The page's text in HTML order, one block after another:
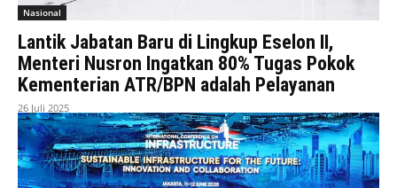
Nasional
Lantik Jabatan Baru di Lingkup Eselon II,
Menteri Nusron Ingatkan 80% Tugas Pokok
Kementerian ATR/BPN adalah Pelayanan
26 Juli 2025